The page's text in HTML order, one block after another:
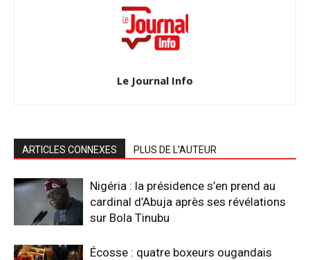
Le Journal Info
ARTICLES CONNEXES PLUS DE L'AUTEUR
Nigéria : la présidence s’en prend au
cardinal d’Abuja après ses révélations
sur Bola Tinubu
Écosse : quatre boxeurs ougandais